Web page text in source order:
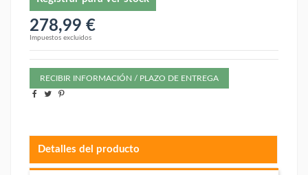
278,99 €
Impuestos excluidos
RECIBIR INFORMACIÓN / PLAZO DE ENTREGA
Detalles del producto